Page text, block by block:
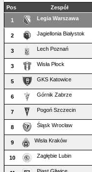
Pos Zespół
1 Legia Warszawa
2 Jagiellonia Białystok
3 Lech Poznań
3 Wisła Płock
5 GKS Katowice
6 Górnik Zabrze
7 Pogoń Szczecin
8 Śląsk Wrocław
9 Wisła Kraków
10 Zagłębie Lubin
Piast Gliwice